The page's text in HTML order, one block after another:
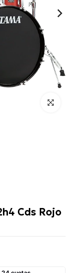
Click para
Cds Rojo